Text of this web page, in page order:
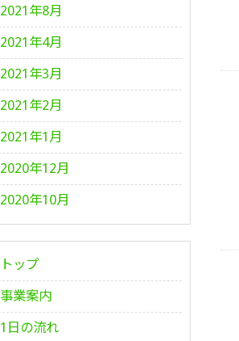
2021年8月
2021年4月
2021年3月
2021年2月
2021年1月
2020年12月
2020年10月
トップ
事業案内
1日の流れ